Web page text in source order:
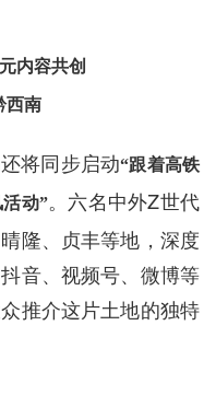
内容共创
西南
将同步启动“跟着高铁
动”。六名中外Z世代
隆、贞丰等地，深度
音、视频号、微博等
推介这片土地的独特